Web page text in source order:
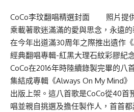
CoCo李玟翻唱精選封面 照片提
乘載著歌迷滿滿的愛與思念，永遠
在今年出道滿30周年之際推出遺作
經典翻唱專輯-紅黑大理石紋彩膠紀
CoCo在2016年時陸續錄製完畢的八
集結成專輯《Always On My Mind
出版上架。這八首歌是CoCo從40首
唱並親自挑選及擔任製作人，首首